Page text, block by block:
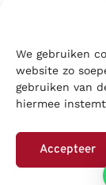
We gebruiken
website zo
gebruiken van
hiermee
Accepteer
Vacatures
Blogs
LOWA|Adidas|